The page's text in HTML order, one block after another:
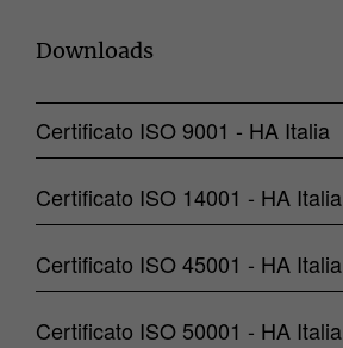
Downloads
Certificato ISO 9001 - HA Italia
Certificato ISO 14001 - HA Italia
Certificato ISO 45001 - HA Italia
Certificato ISO 50001 - HA Italia